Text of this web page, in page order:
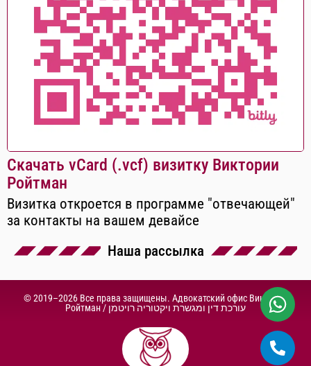
Скачать vCard (.vcf) визитку Виктории
Ройтман
Визитка откроется в программе "отвечающей"
за контакты на вашем девайсе
Наша рассылка
© 2019–2026 Все права защищены. Адвокатский офис Виктории
Ройтман / עורכת דין ומגשרת ויקטוריה רויטמן